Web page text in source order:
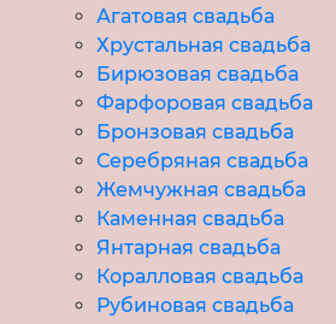
Агатовая свадьба
Хрустальная свадьба
Бирюзовая свадьба
Фарфоровая свадьба
Бронзовая свадьба
Серебряная свадьба
Жемчужная свадьба
Каменная свадьба
Янтарная свадьба
Коралловая свадьба
Рубиновая свадьба